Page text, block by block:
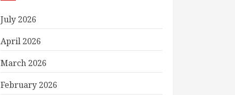
July 2026
April 2026
March 2026
February 2026